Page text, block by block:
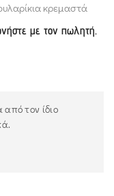
κρεμαστά
με τον πωλητή.
τον ίδιο